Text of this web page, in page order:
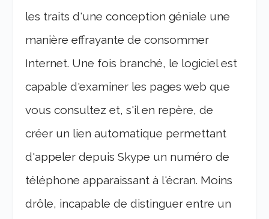
les traits d'une conception géniale une
manière effrayante de consommer
Internet. Une fois branché, le logiciel est
capable d'examiner les pages web que
vous consultez et, s'il en repère, de
créer un lien automatique permettant
d'appeler depuis Skype un numéro de
téléphone apparaissant à l'écran. Moins
drôle, incapable de distinguer entre un